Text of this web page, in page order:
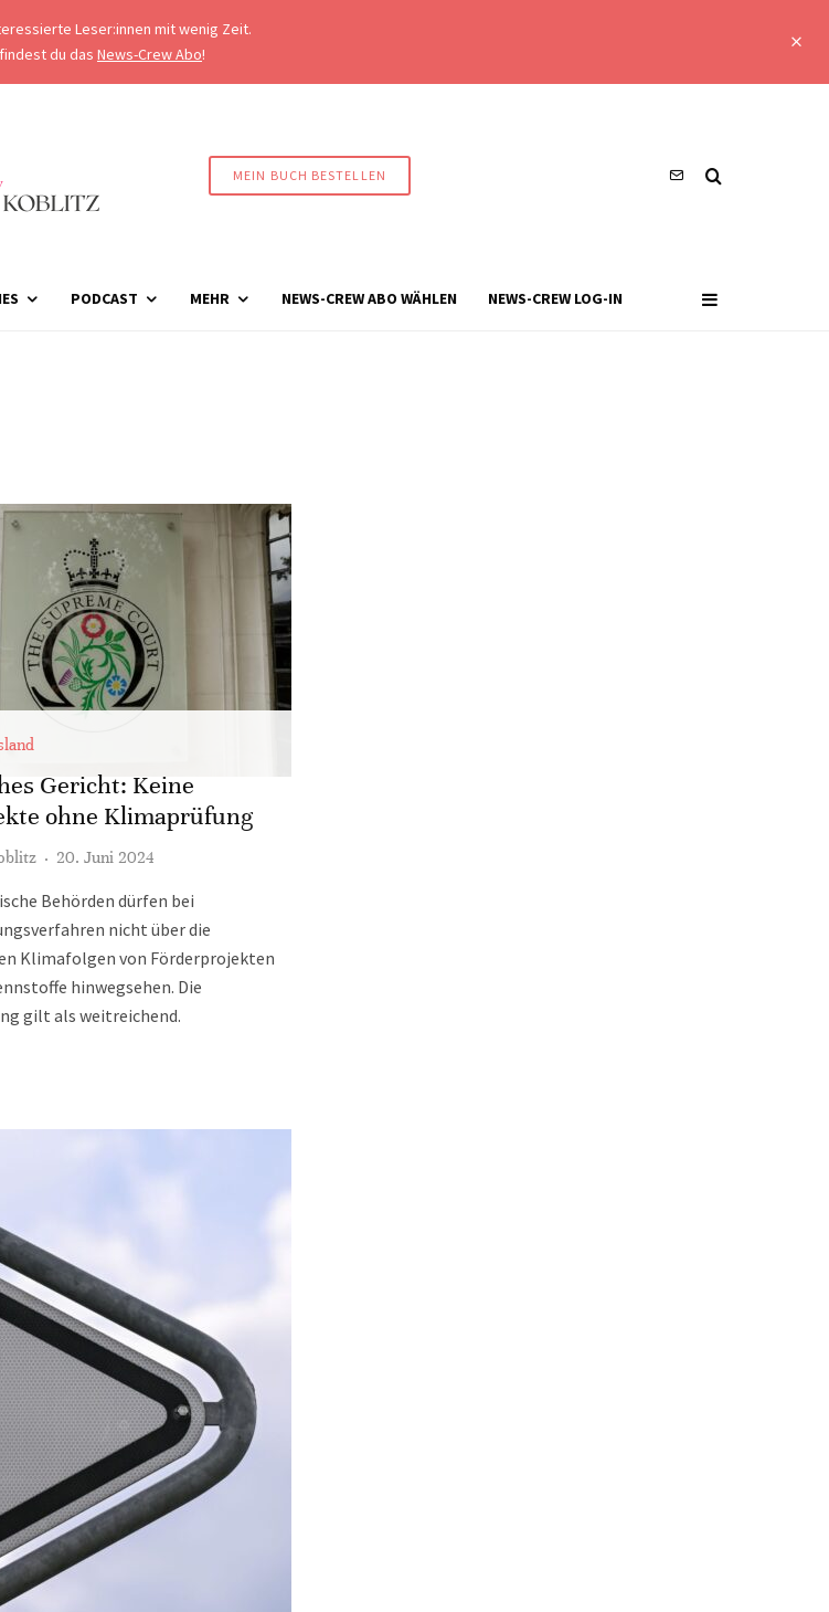
Leser:innen mit wenig Zeit.
du das News-Crew Abo!
MEIN BUCH BESTELLEN
PODCAST MEHR NEWS-CREW ABO WÄHLEN NEWS-CREW LOG-IN
Gericht: Keine
ohne Klimaprüfung
· 20. Juni 2024
Behörden dürfen bei
nicht über die
Klimafolgen von Förderprojekten
hinwegsehen. Die
gilt als weitreichend.